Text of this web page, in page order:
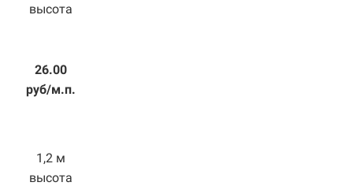
высота
26.00
руб/м.п.
1,2 м
высота